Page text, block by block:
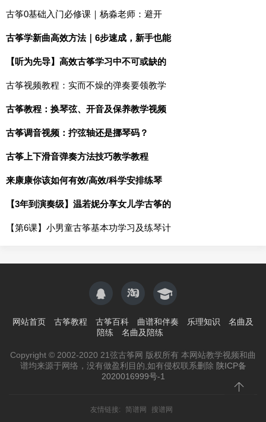
古筝0基础入门必修课｜杨淼老师：避开
古筝学新曲高效方法｜6步速成，新手也能
【听为先导】高效古筝学习中不可或缺的
古筝视频教程：实而不燥的弹奏要领教学
古筝教程：换琴弦、开音及保养教学视频
古筝调音视频：拧弦轴还是挪琴码？
古筝上下滑音弹奏方法技巧教学教程
来康康你该如何有效/高效/科学安排练琴
【3年到演奏级】温若妮分享女儿学古筝的
【第6课】小男童古筝基本功学习及练琴计
网站首页 古筝教程 古筝百科 曲谱和伴奏 乐理知识
名曲及
陪练
名曲及陪练
Copyright © 2002-2020 21弦古筝网 版权所有 本网站教学视频和曲
谱均来源于网络，没有做盈利目的,如有侵权联系删除 陕ICP备
2020016999号-1
友情链接: 简谱网 搜谱网